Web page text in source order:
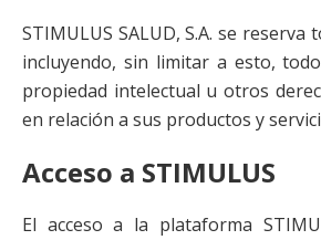
STIMULUS SALUD, S.A. se reserva
incluyendo, sin limitar a esto,
propiedad intelectual u otros
en relación a sus productos y
Acceso a STIMULUS
El acceso a la plataforma